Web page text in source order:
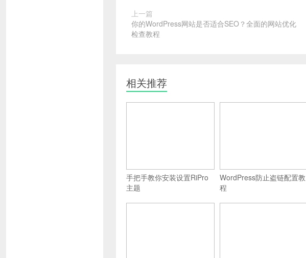
上一篇
你的WordPress网站是否适合SEO？全面的网站优化
检查教程
相关推荐
手把手教你安装设置RiPro
主题
WordPress防止盗链配置教
程